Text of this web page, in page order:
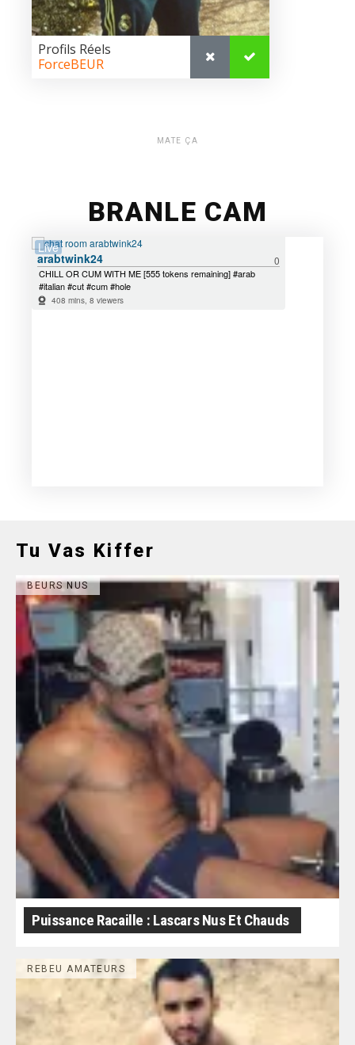
MATE ÇA
BRANLE CAM
Tu Vas Kiffer
BEURS NUS
Puissance Racaille : Lascars Nus Et Chauds
REBEU AMATEURS